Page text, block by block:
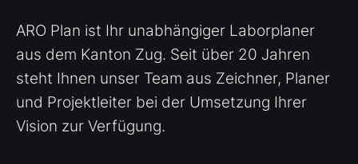
ARO Plan ist Ihr unabhängiger Laborplaner
aus dem Kanton Zug. Seit über 20 Jahren
steht Ihnen unser Team aus Zeichner, Planer
und Projektleiter bei der Umsetzung Ihrer
Vision zur Verfügung.